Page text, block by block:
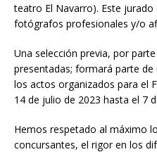
teatro El Navarro). Este
fotógrafos profesionales y/o
Una selección previa, por
presentadas; formará parte
los actos organizados para el
14 de julio de 2023 hasta el 7
Hemos respetado al máximo
concursantes, el rigor en los